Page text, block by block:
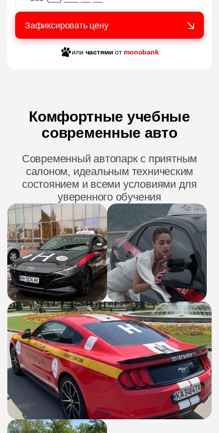
или частями от monobank
Комфортные учебные
современные авто
Современный автопарк с приятным
салоном, идеальным техническим
состоянием и всеми условиями для
уверенного обучения